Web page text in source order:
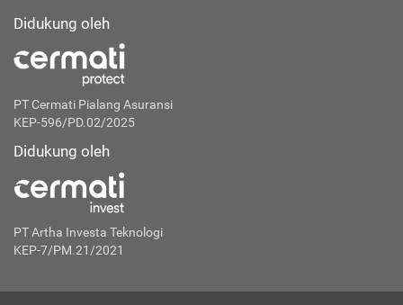
Didukung oleh
PT Cermati Pialang Asuransi
KEP-596/PD.02/2025
Didukung oleh
PT Artha Investa Teknologi
KEP-7/PM.21/2021